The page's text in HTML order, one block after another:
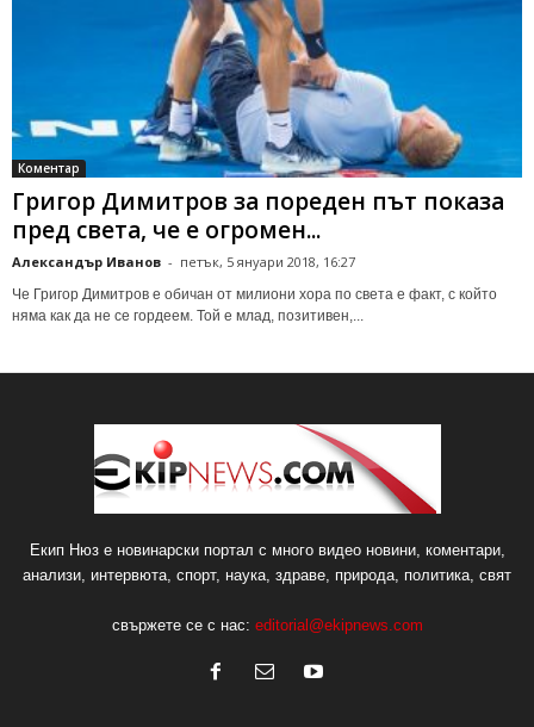
Коментар
Григор Димитров за пореден път показа
пред света, че е огромен...
Александър Иванов - петък, 5 януари 2018, 16:27
Че Григор Димитров е обичан от милиони хора по света е факт, с който
няма как да не се гордеем. Той е млад, позитивен,...
Екип Нюз е новинарски портал с много видео новини, коментари,
анализи, интервюта, спорт, наука, здраве, природа, политика, свят
свържете се с нас: editorial@ekipnews.com